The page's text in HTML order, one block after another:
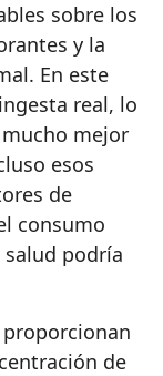
sobre los
y la
En este
real, lo
mejor
esos
de
consumo
podría
de